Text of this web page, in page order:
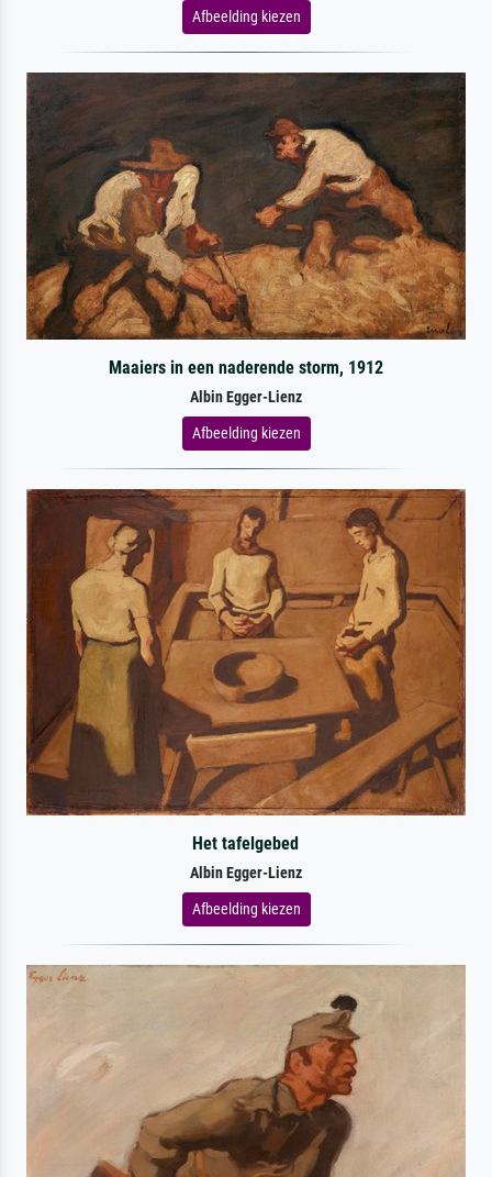
Afbeelding kiezen
Maaiers in een naderende storm, 1912
Albin Egger-Lienz
Afbeelding kiezen
Het tafelgebed
Albin Egger-Lienz
Afbeelding kiezen